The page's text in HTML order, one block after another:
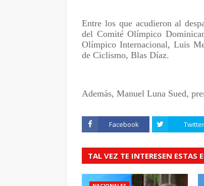
Entre los que acudieron al
del Comité Olímpico
Olímpico Internacional, Luis
de Ciclismo, Blas Díaz.
Además, Manuel Luna Sued,
Facebook Twitter
TAL VEZ TE INTERESEN ESTAS